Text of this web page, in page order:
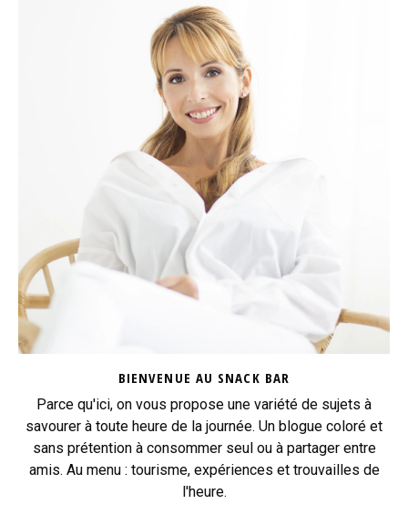
BIENVENUE AU SNACK BAR
Parce qu'ici, on vous propose une variété de sujets à
savourer à toute heure de la journée. Un blogue coloré et
sans prétention à consommer seul ou à partager entre
amis. Au menu : tourisme, expériences et trouvailles de
l'heure.